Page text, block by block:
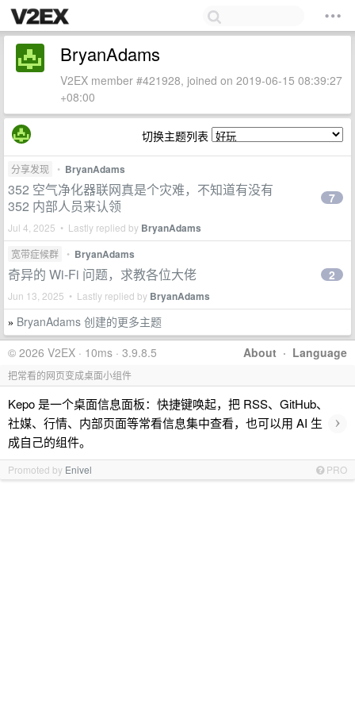
BryanAdams
V2EX member #421928, joined on 2019-06-15 08:39:27
+08:00
切换主题列表
分享发现 • BryanAdams
352 空气净化器联网真是个灾难，不知道有没有
352 内部人员来认领
Jul 4, 2025 • Lastly replied by BryanAdams
7
宽带症候群 • BryanAdams
奇异的 Wi-Fi 问题，求教各位大佬
Jun 13, 2025 • Lastly replied by BryanAdams
2
» BryanAdams 创建的更多主题
About · Language
© 2026 V2EX · 10ms · 3.9.8.5
把常看的网页变成桌面小组件
Kepo 是一个桌面信息面板：快捷键唤起，把 RSS、GitHub、
社媒、行情、内部页面等常看信息集中查看，也可以用 AI 生
成自己的组件。
›
Promoted by Enivel PRO